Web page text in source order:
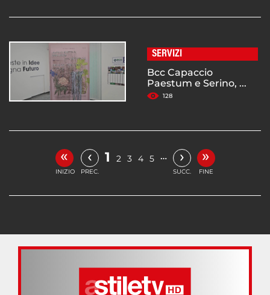
SERVIZI
Bcc Capaccio
Paestum e Serino, ...
128
«
INIZIO
‹
PREC.
1 2 3 4 5 … ›
SUCC.
»
FINE